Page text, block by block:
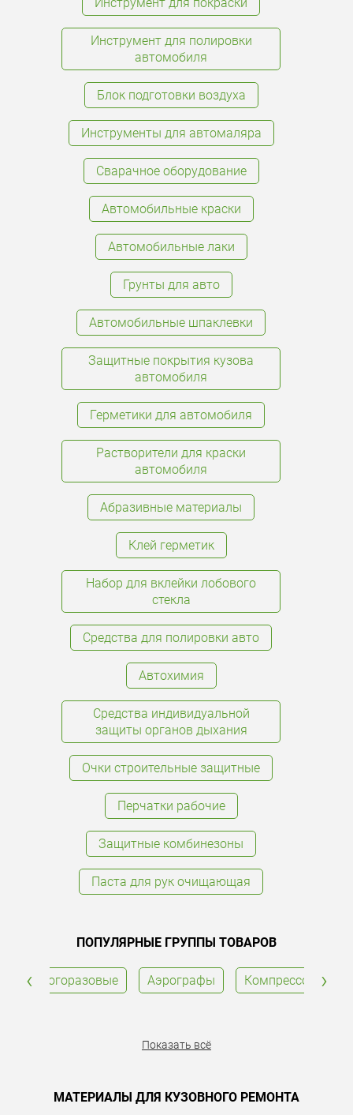
Инструмент для полировки
автомобиля
Блок подготовки воздуха
Инструменты для автомаляра
Сварачное оборудование
Автомобильные краски
Автомобильные лаки
Грунты для авто
Автомобильные шпаклевки
Защитные покрытия кузова
автомобиля
Герметики для автомобиля
Растворители для краски
автомобиля
Абразивные материалы
Клей герметик
Набор для вклейки лобового
стекла
Средства для полировки авто
Автохимия
Средства индивидуальной
защиты органов дыхания
Очки строительные защитные
Перчатки рабочие
Защитные комбинезоны
Паста для рук очищающая
ПОПУЛЯРНЫЕ ГРУППЫ ТОВАРОВ
многоразовые Аэрографы Компрессоры
‹ ›
Показать всё
МАТЕРИАЛЫ ДЛЯ КУЗОВНОГО РЕМОНТА